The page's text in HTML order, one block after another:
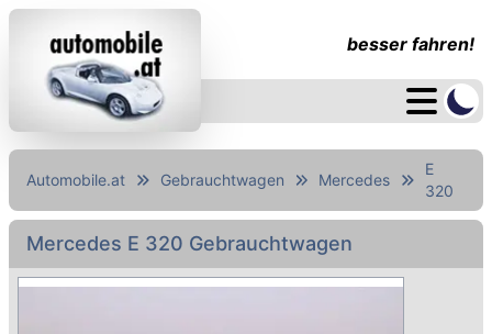
besser fahren!
Automobile.at Gebrauchtwagen Mercedes
E
320
Mercedes E 320 Gebrauchtwagen